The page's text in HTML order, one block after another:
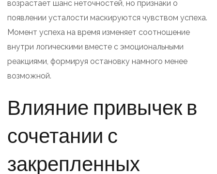
возрастает шанс неточностей, но признаки о
появлении усталости маскируются чувством успеха.
Момент успеха на время изменяет соотношение
внутри логическими вместе с эмоциональными
реакциями, формируя остановку намного менее
возможной.
Влияние привычек в
сочетании с
закрепленных